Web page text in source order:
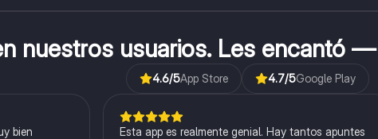
nuestros usuarios. Les encantó —
4.6/5App Store 4.7/5Google Play
bien
Esta app es realmente genial. Hay tantos apuntes